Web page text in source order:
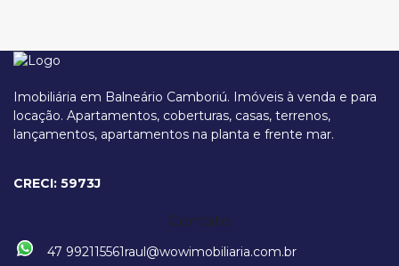
Imobiliária em Balneário Camboriú. Imóveis à venda e para
locação. Apartamentos, coberturas, casas, terrenos,
lançamentos, apartamentos na planta e frente mar.
CRECI: 5973J
Contato
47 992115561raul@wowimobiliaria.com.br